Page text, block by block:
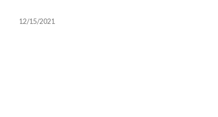
レットで閲覧可能に
12/15/2021